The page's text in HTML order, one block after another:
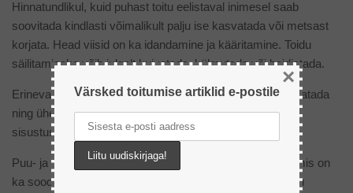
Hinnatundlikul, kuid puhast toitu eelistaval inimesel saab
soovitada kindlasti võimalikult palju ise kasvatada või metsast
korjata. Head viisid on ka idandamine ja kääritamine. Toidu
säilitamiseks võib julgelt kuivatada, külmutada või hoidistada.
Erinevaid maitsetaimi võib edukalt ise ka aknalaual kasvatada
ning ühendada kasulik, tervislik ja puhas toit nutika
sisustuselemendiga.
Puu- ja juurvilju ostes tasub eelistada hooajalisi tooteid, mis on
ka soodsamad. Kaubanduses on tänapäeval lai valik vilju
Värsked toitumise artiklid e-postile
×